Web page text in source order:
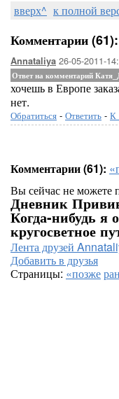
вверх^ к полной
Комментарии (61):
Annataliya 26-05-2011-
Ответ на комментарий
хочешь в Европе
нет.
Обратиться - Ответить - К
Комментарии (61):
Вы сейчас не можете
Дневник
Когда-нибудь я
кругосветное
Лента друзей
Добавить в друзья
Страницы: «позже